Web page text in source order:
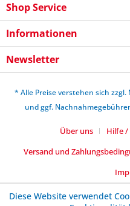
Shop Service
Informationen
Newsletter
* Alle Preise verstehen sich
und ggf.
Über uns Hilfe
Versand und
Diese Website verwendet